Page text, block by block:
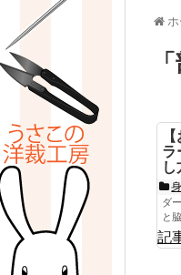
ホ
「
ラ
し
ダ
と
記